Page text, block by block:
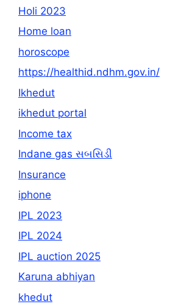
Holi 2023
Home loan
horoscope
https://healthid.ndhm.gov.in/
Ikhedut
ikhedut portal
Income tax
Indane gas સબસિડી
Insurance
iphone
IPL 2023
IPL 2024
IPL auction 2025
Karuna abhiyan
khedut